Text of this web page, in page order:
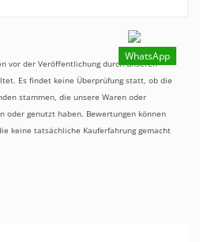
vor der Veröffentlichung durch unseren
Es findet keine Überprüfung statt, ob die
stammen, die unsere Waren oder
oder genutzt haben. Bewertungen können
keine tatsächliche Kauferfahrung gemacht
WhatsApp